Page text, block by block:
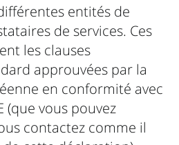
entités de
de services. Ces
les clauses
approuvées par la
en conformité avec
(que vous pouvez
contactez comme il